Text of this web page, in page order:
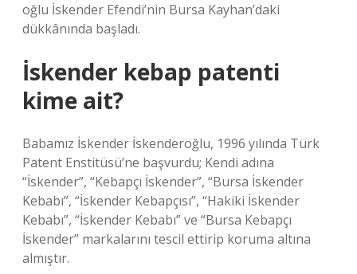
oğlu İskender Efendi’nin Bursa Kayhan’daki
dükkânında başladı.
İskender kebap patenti
kime ait?
Babamız İskender İskenderoğlu, 1996 yılında Türk
Patent Enstitüsü’ne başvurdu; Kendi adına
“İskender”, “Kebapçı İskender”, “Bursa İskender
Kebabı”, “İskender Kebapçısı”, “Hakiki İskender
Kebabı”, “İskender Kebabı” ve “Bursa Kebapçı
İskender” markalarını tescil ettirip koruma altına
almıştır.